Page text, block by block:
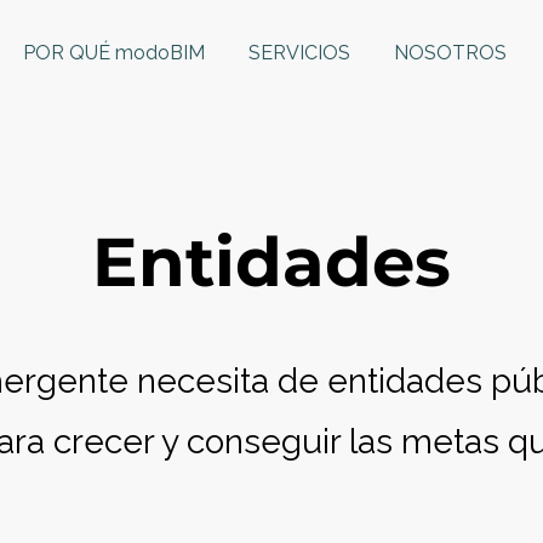
POR QUÉ modoBIM SERVICIOS NOSOTROS
Entidades
necesita de entidades
crecer y conseguir las metas